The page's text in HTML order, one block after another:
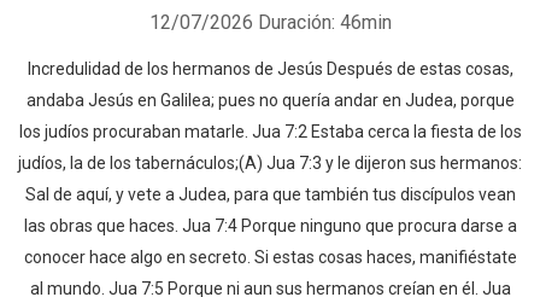
12/07/2026 Duración: 46min
Incredulidad de los hermanos de Jesús Después de estas cosas,
andaba Jesús en Galilea; pues no quería andar en Judea, porque
los judíos procuraban matarle. Jua 7:2 Estaba cerca la fiesta de los
judíos, la de los tabernáculos;(A) Jua 7:3 y le dijeron sus hermanos:
Sal de aquí, y vete a Judea, para que también tus discípulos vean
las obras que haces. Jua 7:4 Porque ninguno que procura darse a
conocer hace algo en secreto. Si estas cosas haces, manifiéstate
al mundo. Jua 7:5 Porque ni aun sus hermanos creían en él. Jua